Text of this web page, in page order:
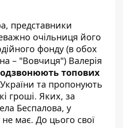
представники
очільниця його
фонду (в обох
– "Вовчиця") Валерія
топових
України та пропонують
гроші. Яких, за
Беспалова, у
має. До цього свої